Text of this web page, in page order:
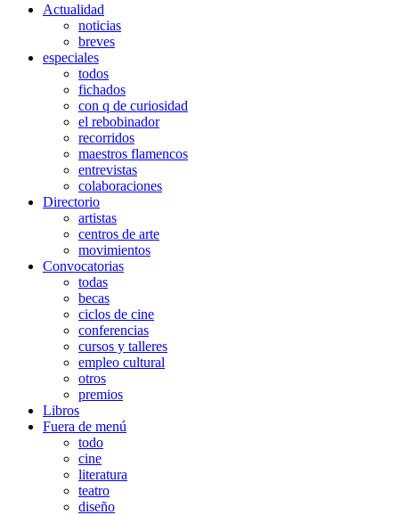
Actualidad
noticias
breves
especiales
todos
fichados
con q de curiosidad
el rebobinador
recorridos
maestros flamencos
entrevistas
colaboraciones
Directorio
artistas
centros de arte
movimientos
Convocatorias
todas
becas
ciclos de cine
conferencias
cursos y talleres
empleo cultural
otros
premios
Libros
Fuera de menú
todo
cine
literatura
teatro
diseño